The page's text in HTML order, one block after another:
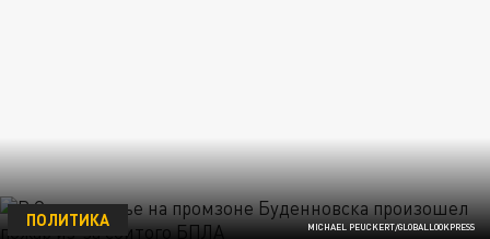
MICHAEL PEUCKERT/GLOBALLOOKPRESS
ПОЛИТИКА